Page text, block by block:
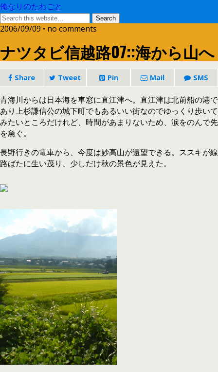
俺なりのたわごと
2006/09/09 • no comments
ナツタビ信越路07::海から山へ
Share Tweet Pin Mail SMS
青海川からは日本海を車窓に直江津へ。直江津は北前船の港で
あり上杉謙信公の城下町でもあるいい街なのでゆっくり歩いて
みたいところだけれど、時間があまりないため、涙をのんで先
を急ぐ。
長野行きの電車から、今度は妙高山が遠望できる。ススキが線
路ばたに生い茂り、少しだけ秋の景色が見えた。